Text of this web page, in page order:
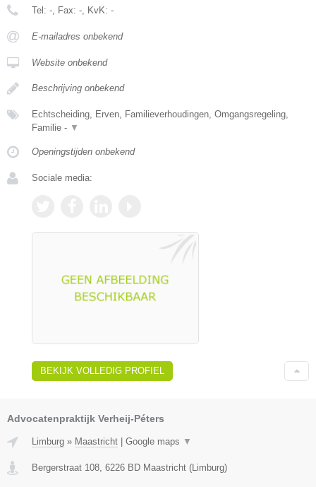
Tel: -, Fax: -, KvK: -
E-mailadres onbekend
Website onbekend
Beschrijving onbekend
Echtscheiding, Erven, Familieverhoudingen, Omgangsregeling,
Familie - ▼
Openingstijden onbekend
Sociale media:
BEKIJK VOLLEDIG PROFIEL
Advocatenpraktijk Verheij-Péters
Limburg » Maastricht Google maps ▼
Bergerstraat 108 6226 BD Maastricht ( Limburg)